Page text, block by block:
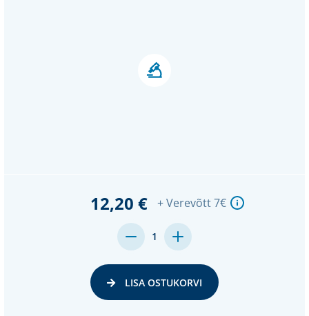
12,20 € + Verevõtt 7€
MENGE
VON
UNDEFINED
1
MENGE
VON
UNDEFINED
LISA OSTUKORVI